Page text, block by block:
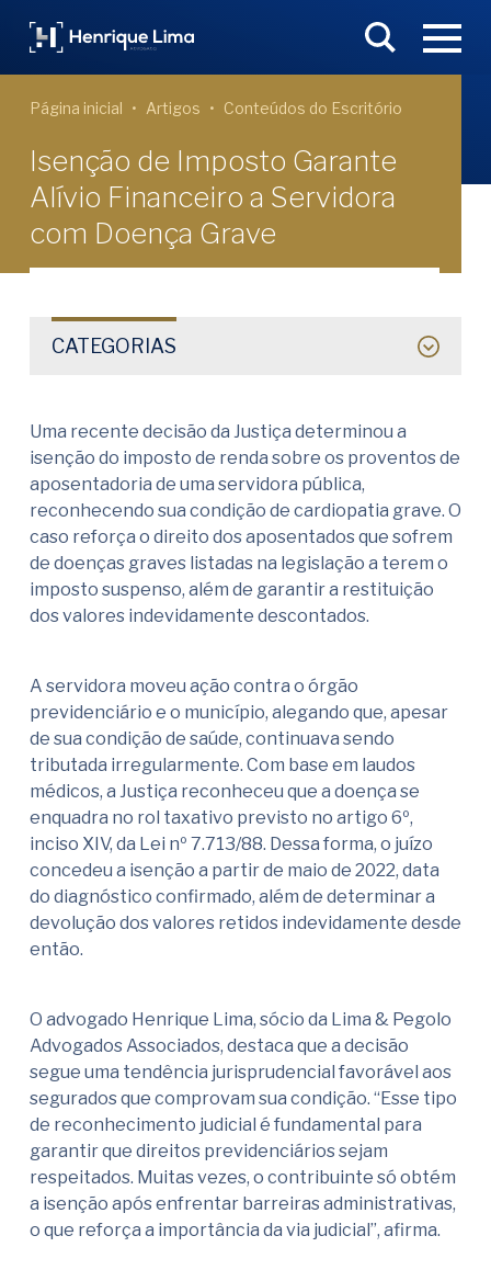
Página inicial Artigos Conteúdos do Escritório
Isenção de Imposto Garante
Alívio Financeiro a Servidora
com Doença Grave
CATEGORIAS
Uma recente decisão da Justiça determinou a
isenção do imposto de renda sobre os proventos de
aposentadoria de uma servidora pública,
reconhecendo sua condição de cardiopatia grave. O
caso reforça o direito dos aposentados que sofrem
de doenças graves listadas na legislação a terem o
imposto suspenso, além de garantir a restituição
dos valores indevidamente descontados.
A servidora moveu ação contra o órgão
previdenciário e o município, alegando que, apesar
de sua condição de saúde, continuava sendo
tributada irregularmente. Com base em laudos
médicos, a Justiça reconheceu que a doença se
enquadra no rol taxativo previsto no artigo 6º,
inciso XIV, da Lei nº 7.713/88. Dessa forma, o juízo
concedeu a isenção a partir de maio de 2022, data
do diagnóstico confirmado, além de determinar a
devolução dos valores retidos indevidamente desde
então.
O advogado Henrique Lima, sócio da Lima & Pegolo
Advogados Associados, destaca que a decisão
segue uma tendência jurisprudencial favorável aos
segurados que comprovam sua condição. “Esse tipo
de reconhecimento judicial é fundamental para
garantir que direitos previdenciários sejam
respeitados. Muitas vezes, o contribuinte só obtém
a isenção após enfrentar barreiras administrativas,
o que reforça a importância da via judicial”, afirma.